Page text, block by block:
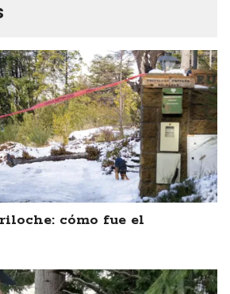
cómo fue el